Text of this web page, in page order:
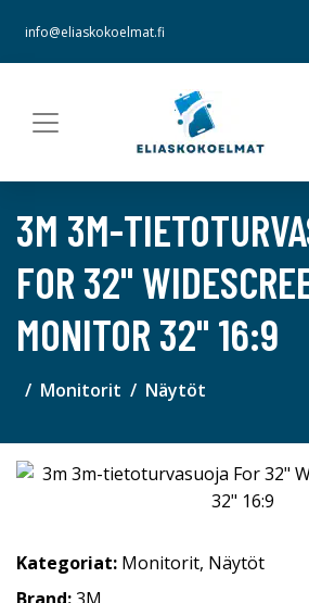
info@eliaskokoelmat.fi
3M 3M-
FOR 32"
MONITOR 32" 16:9
Monitorit Näytöt
Kategoriat: Monitorit, Näytöt